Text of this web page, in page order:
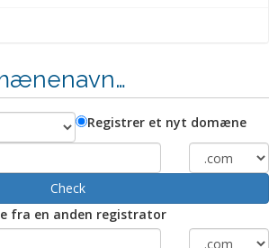
Registrer et nyt domæne
Check
fra en anden registrator